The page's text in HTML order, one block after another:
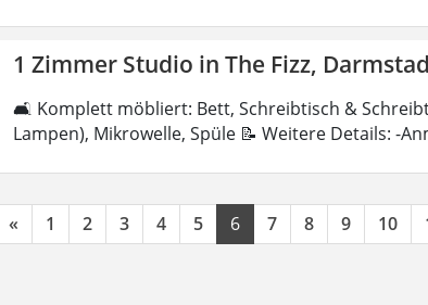
1 Zimmer Studio in The Fizz,
🛋 Komplett möbliert: Bett, Schreibtisch &
Lampen), Mikrowelle, Spüle 📝 Weitere Details: -
« 1 2 3 4 5 6 7 8 9 10